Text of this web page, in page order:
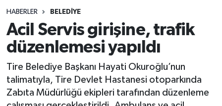
HABERLER BELEDİYE
Acil Servis girişine, trafik
düzenlemesi yapıldı
Tire Belediye Başkanı Hayati Okuroğlu’nun
talimatıyla, Tire Devlet Hastanesi otoparkında
Zabıta Müdürlüğü ekipleri tarafından düzenleme
Tire Hava Durumu
Tire Trafik Yoğunluk Haritası
Tüm Manşetler